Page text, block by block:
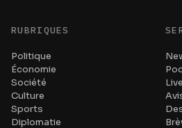
RUBRIQUES
Politique
Économie
Société
Culture
Sports
Diplomatie